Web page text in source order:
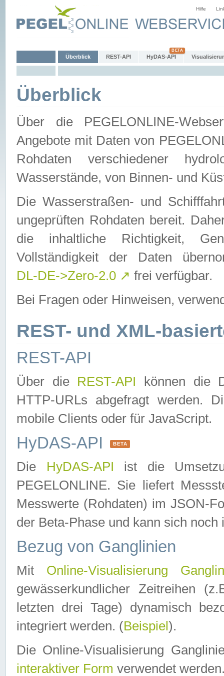
Hilfe
Überblick REST-API HyDAS-API
Überblick
Über die PEGELONLINE-
Angebote mit Daten von
Rohdaten verschiedener
Wasserstände, von Binnen- und
Die Wasserstraßen- und
ungeprüften Rohdaten bereit.
die inhaltliche Richtigkeit,
Vollständigkeit der Daten
DL-DE->Zero-2.0 ↗ frei verfügbar.
Bei Fragen oder Hinweisen,
REST- und XML-
REST-API
Über die REST-API können die
HTTP-URLs abgefragt werden.
mobile Clients oder für JavaScript.
HyDAS-API BETA
Die HyDAS-API ist die
PEGELONLINE. Sie liefert
Messwerte (Rohdaten) im JSON-
der Beta-Phase und kann sich noch
Bezug von Ganglinien
Mit Online-Visualisierung
gewässerkundlicher Zeitreihen
letzten drei Tage) dynamisch
integriert werden. (Beispiel ).
Die Online-Visualisierung
interaktiver Form verwendet